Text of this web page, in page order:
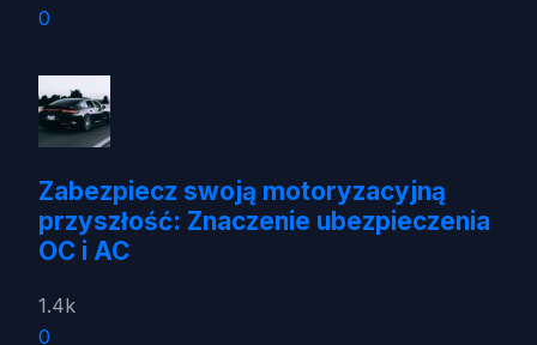
0
Zabezpiecz swoją motoryzacyjną
przyszłość: Znaczenie ubezpieczenia
OC i AC
1.4k
0